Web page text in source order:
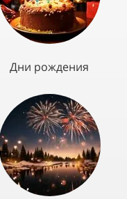
Дни рождения